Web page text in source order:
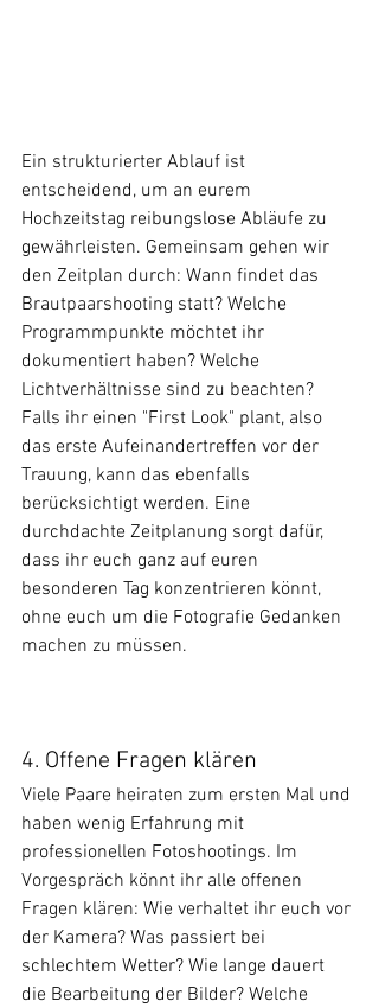
Ein strukturierter Ablauf ist
entscheidend, um an eurem
Hochzeitstag reibungslose Abläufe zu
gewährleisten. Gemeinsam gehen wir
den Zeitplan durch: Wann findet das
Brautpaarshooting statt? Welche
Programmpunkte möchtet ihr
dokumentiert haben? Welche
Lichtverhältnisse sind zu beachten?
Falls ihr einen "First Look" plant, also
das erste Aufeinandertreffen vor der
Trauung, kann das ebenfalls
berücksichtigt werden. Eine
durchdachte Zeitplanung sorgt dafür,
dass ihr euch ganz auf euren
besonderen Tag konzentrieren könnt,
ohne euch um die Fotografie Gedanken
machen zu müssen.
4. Offene Fragen klären
Viele Paare heiraten zum ersten Mal und
haben wenig Erfahrung mit
professionellen Fotoshootings. Im
Vorgespräch könnt ihr alle offenen
Fragen klären: Wie verhaltet ihr euch vor
der Kamera? Was passiert bei
schlechtem Wetter? Wie lange dauert
die Bearbeitung der Bilder? Welche